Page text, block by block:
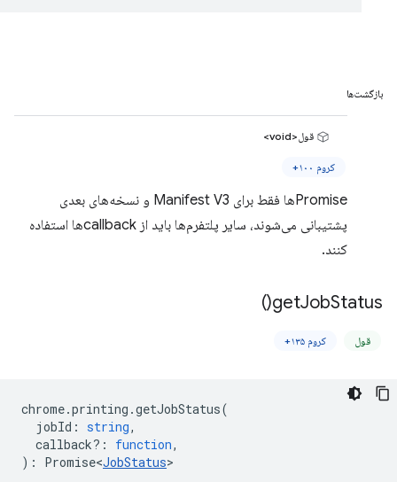
بازگشت‌ها
قول<void>
کروم ۱۰۰+
Promiseها فقط برای Manifest V3 و نسخه‌های بعدی
پشتیبانی می‌شوند، سایر پلتفرم‌ها باید از callbackها استفاده
کنند.
getJobStatus(
)
قول کروم ۱۳۵+
chrome.printing .getJobStatus(
jobId : string,
callback? : function,
) : Promise<JobStatus>